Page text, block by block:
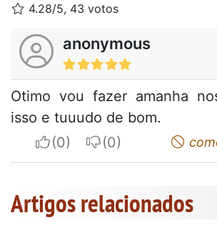
4.28/5, 43 votos
anonymous
Otimo vou fazer amanha
isso e tuuudo de bom.
I apreciateI do not
Artigos relacionados